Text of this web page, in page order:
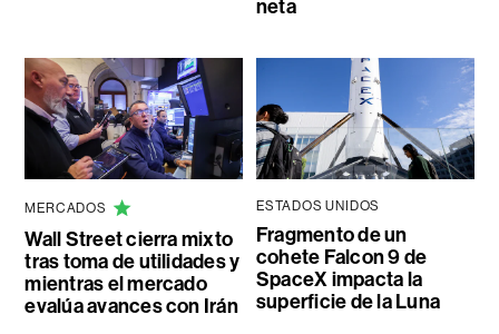
neta
MERCADOS
Wall Street cierra mixto
tras toma de utilidades y
mientras el mercado
evalúa avances con Irán
ESTADOS UNIDOS
Fragmento de un
cohete Falcon 9 de
SpaceX impacta la
superficie de la Luna